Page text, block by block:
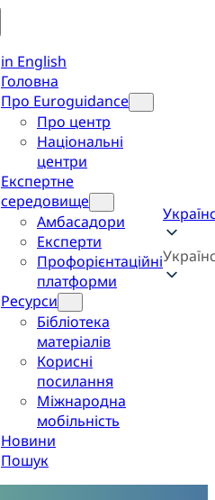
in English
Головна
Про Euroguidance
Про центр
Національні
центри
Експертне
середовище
Амбасадори
Експерти
Профорієнтаційні
платформи
Ресурси
Бібліотека
матеріалів
Корисні
посилання
Міжнародна
мобільність
Новини
Пошук